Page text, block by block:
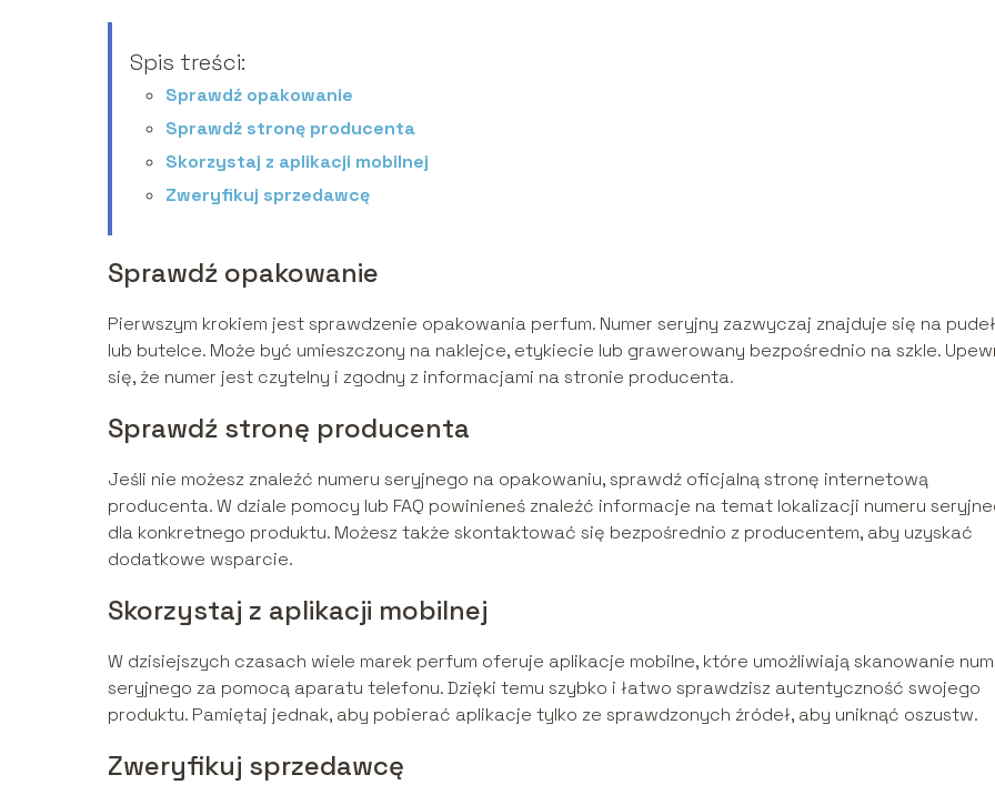
Spis treści:
Sprawdź opakowanie
Sprawdź stronę producenta
Skorzystaj z aplikacji mobilnej
Zweryfikuj sprzedawcę
Sprawdź opakowanie
Pierwszym krokiem jest sprawdzenie opakowania perfum. Numer seryjny zazwyczaj znajduje się na
lub butelce. Może być umieszczony na naklejce, etykiecie lub grawerowany bezpośrednio na szkle.
się, że numer jest czytelny i zgodny z informacjami na stronie producenta.
Sprawdź stronę producenta
Jeśli nie możesz znaleźć numeru seryjnego na opakowaniu, sprawdź oficjalną stronę internetową
producenta. W dziale pomocy lub FAQ powinieneś znaleźć informacje na temat lokalizacji numeru
dla konkretnego produktu. Możesz także skontaktować się bezpośrednio z producentem, aby uzyskać
dodatkowe wsparcie.
Skorzystaj z aplikacji mobilnej
W dzisiejszych czasach wiele marek perfum oferuje aplikacje mobilne, które umożliwiają skanowanie
seryjnego za pomocą aparatu telefonu. Dzięki temu szybko i łatwo sprawdzisz autentyczność swojego
produktu. Pamiętaj jednak, aby pobierać aplikacje tylko ze sprawdzonych źródeł, aby uniknąć oszustw.
Zweryfikuj sprzedawcę